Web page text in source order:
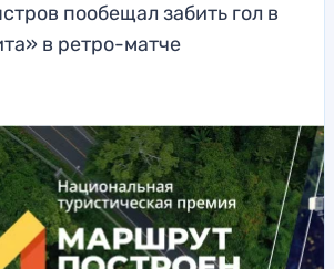
пообещал забить гол в
в ретро-матче